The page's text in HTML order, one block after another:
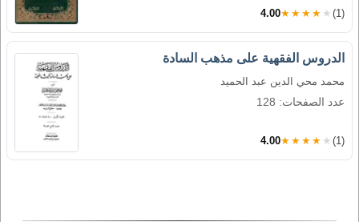
4.00★★★★★ (1)
الدروس الفقهية على مذهب السادة
محمد محي الدين عبد الحميد
عدد الصفحات: 128
4.00★★★★★ (1)